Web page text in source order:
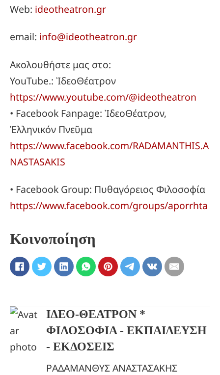
Web: ideotheatron.gr
email: info@ideotheatron.gr
Ακολουθήστε μας στο:
YouTube.: ἸδεοΘέατρον
https://www.youtube.com/@ideotheatron
• Facebook Fanpage: ἸδεοΘέατρον,
Ἑλληνικόν Πνεῦμα
https://www.facebook.com/RADAMANTHIS.A
NASTASAKIS
• Facebook Group: Πυθαγόρειος Φιλοσοφία
https://www.facebook.com/groups/aporrhta
Κοινοποίηση
ΙΔΕΟ-ΘΕΑΤΡΟΝ *
ΦΙΛΟΣΟΦΙΑ - ΕΚΠΑΙΔΕΥΣΗ
- ΕΚΔΟΣΕΙΣ
ΡΑΔΑΜΑΝΘΥΣ ΑΝΑΣΤΑΣΑΚΗΣ